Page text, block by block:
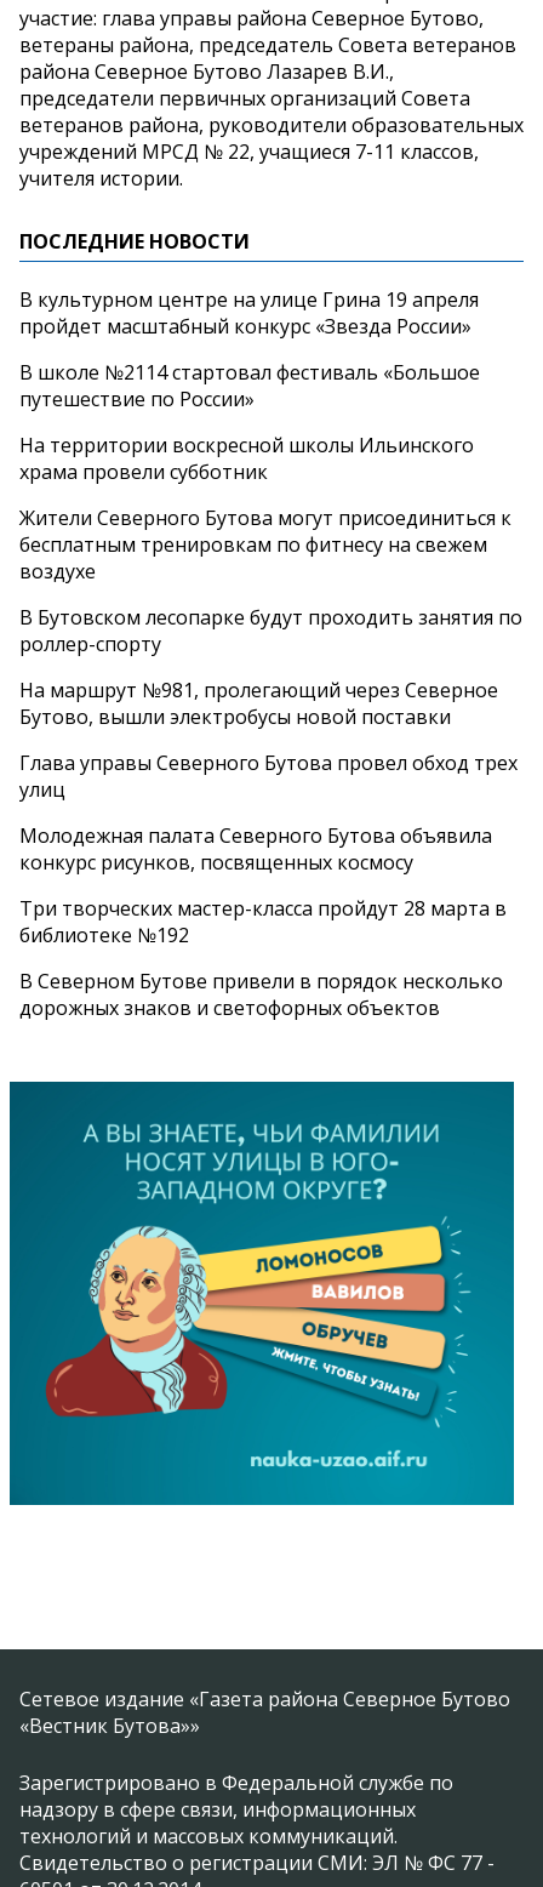
участие: глава управы района Северное Бутово,
ветераны района, председатель Совета ветеранов
района Северное Бутово Лазарев В.И.,
председатели первичных организаций Совета
ветеранов района, руководители образовательных
учреждений МРСД № 22, учащиеся 7-11 классов,
учителя истории.
ПОСЛЕДНИЕ НОВОСТИ
В культурном центре на улице Грина 19 апреля
пройдет масштабный конкурс «Звезда России»
В школе №2114 стартовал фестиваль «Большое
путешествие по России»
На территории воскресной школы Ильинского
храма провели субботник
Жители Северного Бутова могут присоединиться к
бесплатным тренировкам по фитнесу на свежем
воздухе
В Бутовском лесопарке будут проходить занятия по
роллер-спорту
На маршрут №981, пролегающий через Северное
Бутово, вышли электробусы новой поставки
Глава управы Северного Бутова провел обход трех
улиц
Молодежная палата Северного Бутова объявила
конкурс рисунков, посвященных космосу
Три творческих мастер-класса пройдут 28 марта в
библиотеке №192
В Северном Бутове привели в порядок несколько
дорожных знаков и светофорных объектов
Сетевое издание «Газета района Северное Бутово
«Вестник Бутова»»
Зарегистрировано в Федеральной службе по
надзору в сфере связи, информационных
технологий и массовых коммуникаций.
Свидетельство о регистрации СМИ: ЭЛ № ФС 77 -